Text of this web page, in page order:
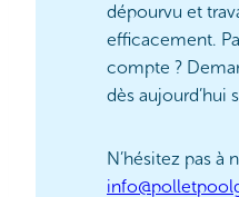
dépourvu et
efficacement.
compte ?
dès aujourd’hui
N’hésitez pas à